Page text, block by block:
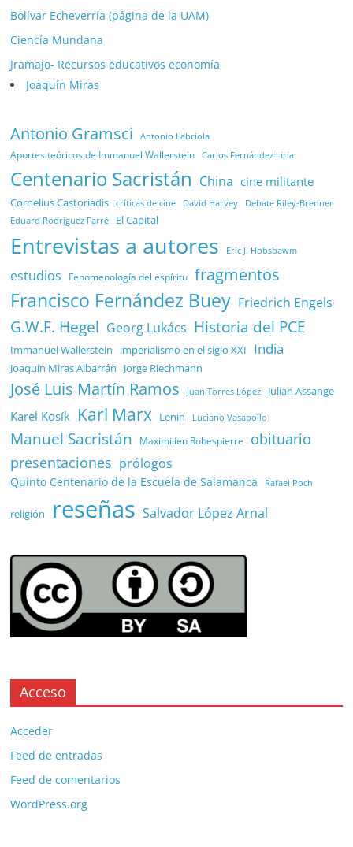
Bolívar Echeverría (página de la UAM)
Ciencía Mundana
Jramajo- Recursos educativos economía
Joaquín Miras
Antonio Gramsci Antonio Labriola
Aportes teóricos de Immanuel Wallerstein Carlos Fernández Liria
Centenario Sacristán China cine militante
Cornelius Castoriadis críticas de cine David Harvey Debate Riley-Brenner
Eduard Rodríguez Farré El Capital
Entrevistas a autores Eric J. Hobsbawm
estudios Fenomenología del espíritu fragmentos
Francisco Fernández Buey Friedrich Engels
G.W.F. Hegel Georg Lukács Historia del PCE
Immanuel Wallerstein imperialismo en el siglo XXI India
Joaquín Miras Albarrán Jorge Riechmann
José Luis Martín Ramos Juan Torres López Julian Assange
Karel Kosík Karl Marx Lenin Luciano Vasapollo
Manuel Sacristán Maximilien Robespierre
obituario
presentaciones prólogos
Quinto Centenario de la Escuela de Salamanca Rafael Poch
religión reseñas Salvador López Arnal
Acceso
Acceder
Feed de entradas
Feed de comentarios
WordPress.org